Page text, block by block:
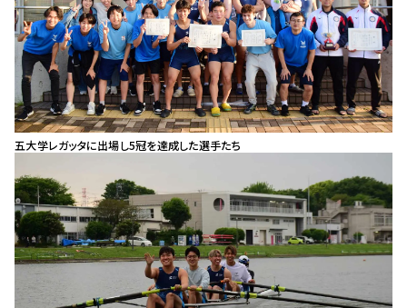
五大学レガッタに出場し5冠を達成した選手たち